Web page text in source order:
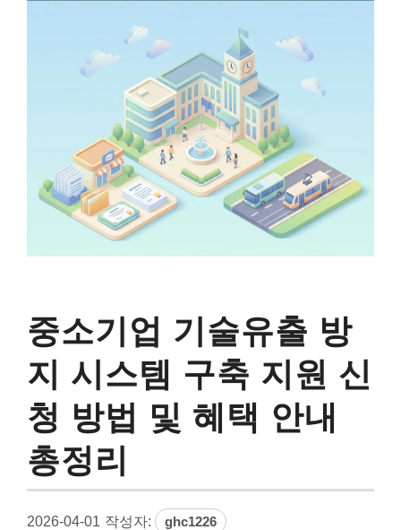
중소기업 기술유출 방
지 시스템 구축 지원 신
청 방법 및 혜택 안내
총정리
2026-04-01 작성자: ghc1226